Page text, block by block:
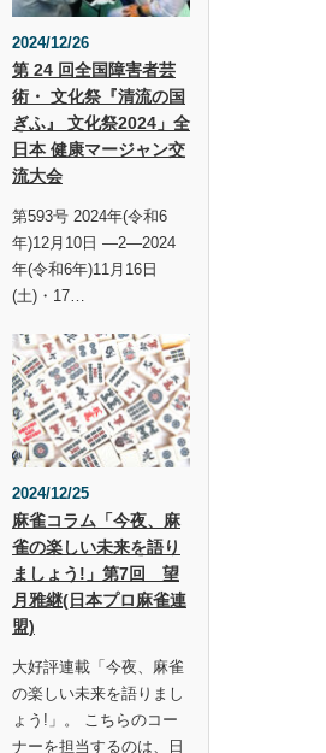
2024/12/26
第 24 回全国障害者芸
術・ 文化祭『清流の国
ぎふ』 文化祭2024」全
日本 健康マージャン交
流大会
第593号 2024年(令和6
年)12月10日 —2—2024
年(令和6年)11月16日
(土)・17…
2024/12/25
麻雀コラム「今夜、麻
雀の楽しい未来を語り
ましょう!」第7回 望
月雅継(日本プロ麻雀連
盟)
大好評連載「今夜、麻雀
の楽しい未来を語りまし
ょう!」。 こちらのコー
ナーを担当するのは、日